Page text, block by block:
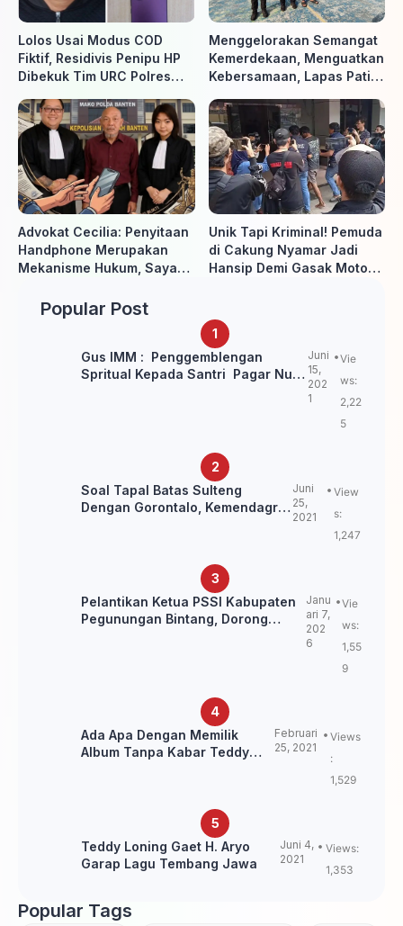
Lolos Usai Modus COD
Fiktif, Residivis Penipu HP
Dibekuk Tim URC Polres
Menggelorakan Semangat
Kemerdekaan, Menguatkan
Kebersamaan, Lapas Pati
ke-81 RI, Warga Binaan
Antusias Ikuti Berbagai
Perlombaan
Advokat Cecilia: Penyitaan
Handphone Merupakan
Mekanisme Hukum, Saya
Diminta Penyidik dan Tidak
perlu takut
Unik Tapi Kriminal! Pemuda
di Cakung Nyamar Jadi
Hansip Demi Gasak Motor
Popular Post
Gus IMM : Penggemblengan
Spritual Kepada Santri Pagar Nusa
Juni
15,
202
1
Vie
ws:
2,22
5
Soal Tapal Batas Sulteng
Dengan Gorontalo, Kemendagri:
Juni
25,
2021
View
s:
1,247
Pelantikan Ketua PSSI Kabupaten
Pegunungan Bintang, Dorong
Janu
ari 7,
202
6
Vie
ws:
1,55
9
Ada Apa Dengan Memilik
Album Tanpa Kabar Teddy
Februari
25, 2021
Views
:
1,529
Teddy Loning Gaet H. Aryo
Garap Lagu Tembang Jawa
Juni 4,
2021
Views:
1,353
Popular Tags